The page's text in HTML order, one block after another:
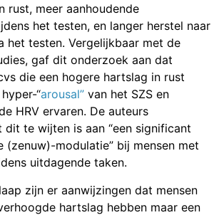
rust, meer aanhoudende
het testen, en langer herstel naar
het testen. Vergelijkbaar met de
gaf dit onderzoek aan dat
die een hogere hartslag in rust
“arousal” van het SZS en
HRV ervaren. De auteurs
dit te wijten is aan “een significant
(zenuw)-modulatie” bij mensen met
uitdagende taken.
zijn er aanwijzingen dat mensen
hartslag hebben maar een